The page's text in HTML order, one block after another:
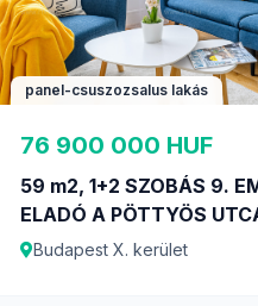
panel-csuszozsalus lakás
76 900 000 HUF
59 m2, 1+2 SZOBÁS 9.
ELADÓ A PÖTTYÖS
Budapest X. kerület